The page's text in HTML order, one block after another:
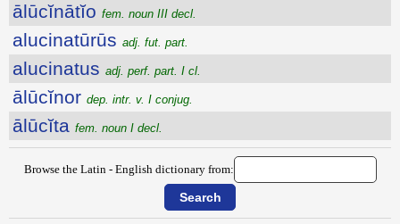
ālūcĭnātĭo fem. noun III decl.
alucinatūrūs adj. fut. part.
alucinatus adj. perf. part. I cl.
ālūcĭnor dep. intr. v. I conjug.
ālūcĭta fem. noun I decl.
Browse the Latin - English dictionary from: